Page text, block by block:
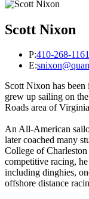
Scott Nixon
P:410-268-
E:
Scott Nixon has
grew up sailing on
Roads area of
An All-American
later coached many
College of
competitive racing,
including dinghies,
offshore distance